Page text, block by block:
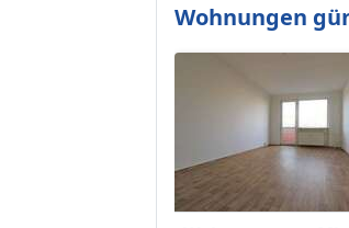
Wohnungen